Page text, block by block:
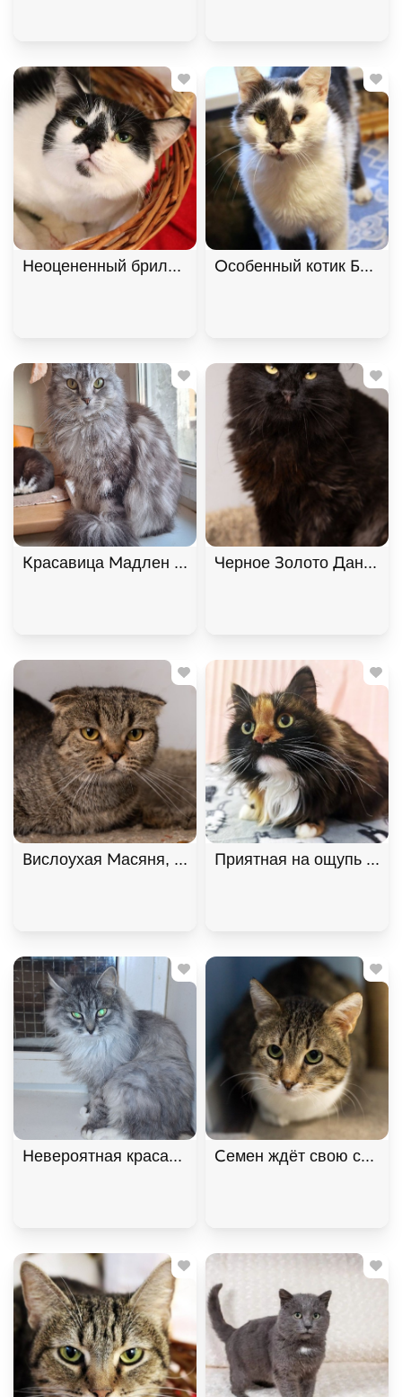
Неоцененный бриллиант Брю ищет дом. В дар! ,
Особенный котик
Красавица Мадлен из МурМяу ищет дом. В дар!,
Черное Золото Данила
Вислоухая Масяня, Табби, Котельники, Кошка в
Приятная на ощупь
Невероятная красавица Ксюша МурМяу ищет
Семен ждёт свою семью